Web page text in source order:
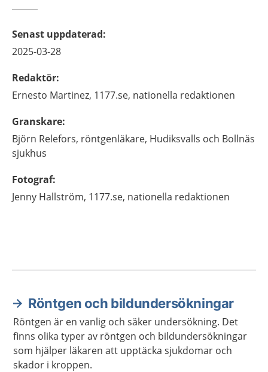
Senast uppdaterad:
2025-03-28
Redaktör:
Ernesto Martinez, 1177.se, nationella redaktionen
Granskare:
Björn Relefors, röntgenläkare, Hudiksvalls och Bollnäs
sjukhus
Fotograf:
Jenny Hallström, 1177.se, nationella redaktionen
Aktuella artiklar
Röntgen och bildundersökningar
Röntgen är en vanlig och säker undersökning. Det
finns olika typer av röntgen och bildundersökningar
som hjälper läkaren att upptäcka sjukdomar och
skador i kroppen.